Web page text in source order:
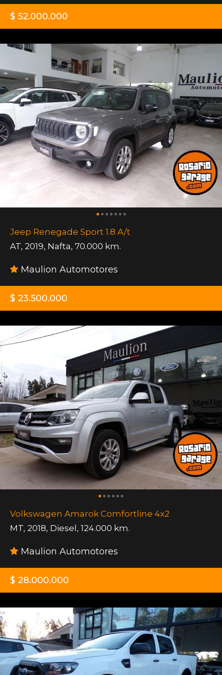
$ 52.000.000
Jeep Renegade Sport 1.8 A/t
AT, 2019, Nafta, 70.000 km.
Maulion Automotores
$ 23.500.000
Volkswagen Amarok Comfortline 4x2
MT, 2018, Diesel, 124.000 km.
Maulion Automotores
$ 28.000.000